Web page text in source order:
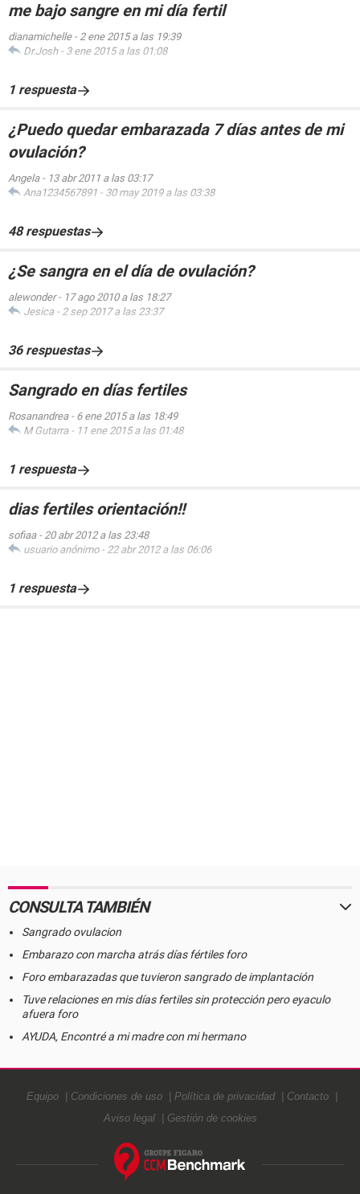
me bajo sangre en mi día fertil
dianamichelle- 2 ene 2015 a las 19:39
Dr.Josh- 3 ene 2015 a las 01:08
1 respuesta
¿Puedo quedar embarazada 7 días antes de mi
ovulación?
Angela- 13 abr 2011 a las 03:17
Ana1234567891 - 30 may 2019 a las 03:38
48 respuestas
¿Se sangra en el día de ovulación?
alewonder- 17 ago 2010 a las 18:27
Jesica- 2 sep 2017 a las 23:37
36 respuestas
Sangrado en días fertiles
Rosanandrea- 6 ene 2015 a las 18:49
M Gutarra- 11 ene 2015 a las 01:48
1 respuesta
dias fertiles orientación!!
sofiaa- 20 abr 2012 a las 23:48
usuario anónimo- 22 abr 2012 a las 06:06
1 respuesta
CONSULTA TAMBIÉN
Sangrado ovulacion
Embarazo con marcha atrás días fértiles foro
Foro embarazadas que tuvieron sangrado de implantación
Tuve relaciones en mis días fertiles sin protección pero eyaculo
afuera foro
AYUDA, Encontré a mi madre con mi hermano
Equipo Condiciones de uso Política de privacidad
Contacto
Aviso legal
Gestión de cookies